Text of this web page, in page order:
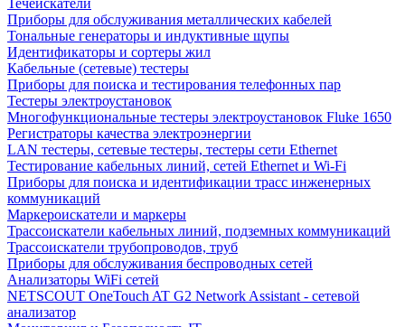
Течеискатели
Приборы для обслуживания металлических кабелей
Тональные генераторы и индуктивные щупы
Идентификаторы и сортеры жил
Кабельные (сетевые) тестеры
Приборы для поиска и тестирования телефонных пар
Тестеры электроустановок
Многофункциональные тестеры электроустановок Fluke 1650
Регистраторы качества электроэнергии
LAN тестеры, сетевые тестеры, тестеры сети Ethernet
Тестирование кабельных линий, сетей Ethernet и Wi-Fi
Приборы для поиска и идентификации трасс инженерных
коммуникаций
Маркероискатели и маркеры
Трассоискатели кабельных линий, подземных коммуникаций
Трассоискатели трубопроводов, труб
Приборы для обслуживания беспроводных сетей
Анализаторы WiFi сетей
NETSCOUT OneTouch AT G2 Network Assistant - сетевой
анализатор